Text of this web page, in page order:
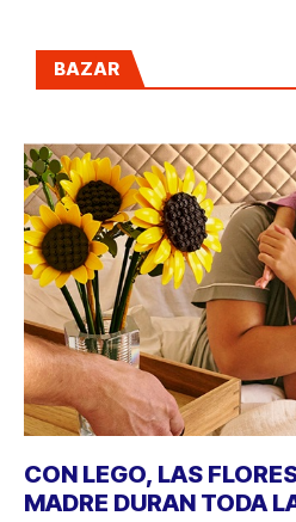
BAZAR
CON LEGO, LAS
MADRE DURAN TODA